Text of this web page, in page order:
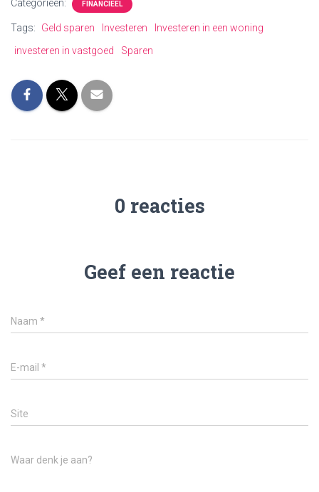
Categorieën: FINANCIEEL
Tags: Geld sparen Investeren
Investeren in een woning
investeren in vastgoed
Sparen
0 reacties
Geef een reactie
Naam *
E-mail *
Site
Waar denk je aan?